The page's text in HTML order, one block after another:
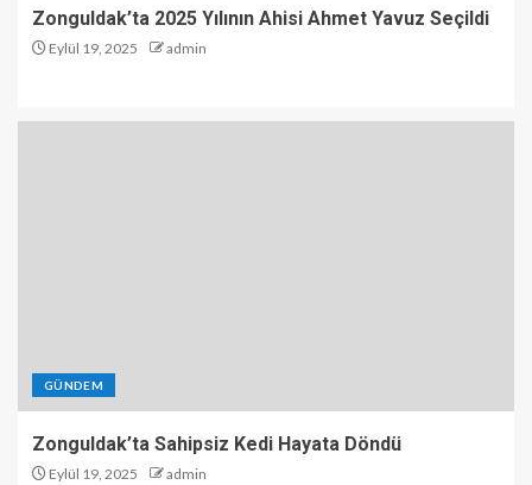
Zonguldak’ta 2025 Yılının Ahisi Ahmet Yavuz Seçildi
Eylül 19, 2025 admin
GÜNDEM
Zonguldak’ta Sahipsiz Kedi Hayata Döndü
Eylül 19, 2025 admin